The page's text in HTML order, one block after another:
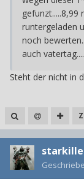
runtergeladen
noch
auch
Steht der nicht in